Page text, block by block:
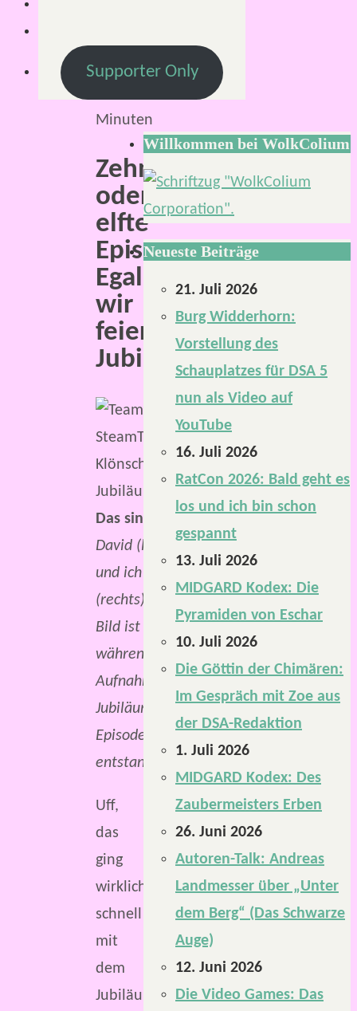
Lesezeit:
Minuten
Zehnte
oder
elfte
Episode?
Egal,
wir
feiern
Jubiläum!
Das sind wir:
David (links)
und ich
(rechts). Das
Bild ist
während der
Aufnahme der
Jubiläums-
Episode
entstanden.
Uff,
das
ging
wirklich
schnell
mit
dem
Jubiläum.
Supporter Only
Willkommen bei WolkColium
Neueste Beiträge
21. Juli 2026
Burg Widderhorn:
Vorstellung des
Schauplatzes für DSA 5
nun als Video auf
YouTube
16. Juli 2026
RatCon 2026: Bald geht es
los und ich bin schon
gespannt
13. Juli 2026
MIDGARD Kodex: Die
Pyramiden von Eschar
10. Juli 2026
Die Göttin der Chimären:
Im Gespräch mit Zoe aus
der DSA-Redaktion
1. Juli 2026
MIDGARD Kodex: Des
Zaubermeisters Erben
26. Juni 2026
Autoren-Talk: Andreas
Landmesser über „Unter
dem Berg“ (Das Schwarze
Auge)
12. Juni 2026
Die Video Games: Das